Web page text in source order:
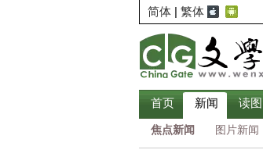
简体 | 繁体
首页 新闻 读图
焦点新闻 图片新闻